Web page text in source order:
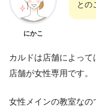
にかこ
との
カルドは店舗によっ
店舗が女性専用です。
女性メインの教室なの